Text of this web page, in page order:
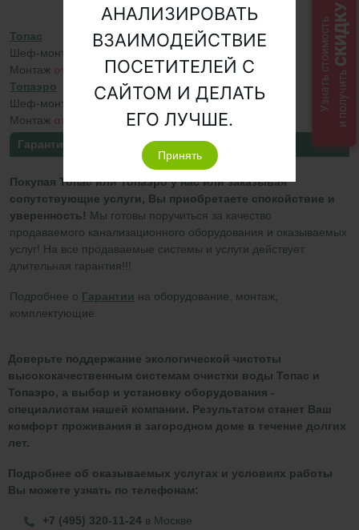
Топас
Шеф-монтаж
Монтаж от 26 450 руб.
Топаэро
Шеф-монтаж
от 13 688 руб.
Монтаж от 30 000 руб.
Гарантии
Покупая Топас или Топаэро у нас или заказывая
сопутствующие услуги, Вы приобретаете спокойствие и
уверенность! Мы готовы поручиться за качество
продаваемого канализационного оборудования и оказываемых
услуг! На все продаваемые системы и услуги действует
длительная гарантия!!!
Подробнее о Гарантии на оборудование, монтаж,
комплектующие.
Доверьте поддержание экологической чистоты
высококачественным системам очистки воды Топас и
Топаэро, а выбор и установку оборудования -
специалистам нашей компании. Результатом станет Ваш
комфорт проживания в загородном доме в течение долгих
лет.
Подробнее об оказываемых услугах и условиях работы
Вы можете узнать по телефонам:
+7 (495) 320-11-24 в Москве
Узнать стоимостьи получить
СКИДКУ
АНАЛИЗИРОВАТЬ
ВЗАИМОДЕЙСТВИЕ
ПОСЕТИТЕЛЕЙ С
САЙТОМ И ДЕЛАТЬ
ЕГО ЛУЧШЕ.
Принять